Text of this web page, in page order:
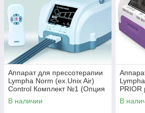
Аппарат для прессотерапии
Lympha Norm (ex.Unix Air)
Control Комплект №1 (Опция
талия + Опция рука)
В наличии
PRIOR
В